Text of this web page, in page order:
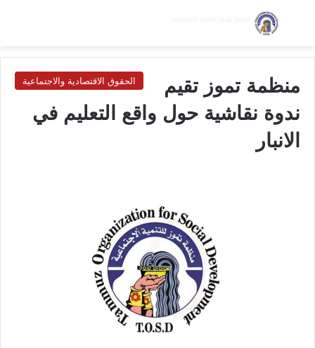
بحث عن
الحقوق الاقتصادية والاجتماعية
منظمة تموز تقيم
ندوة نقاشية حول واقع التعليم في
الانبار